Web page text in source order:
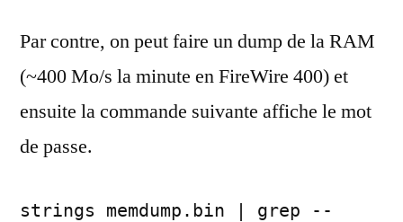
Par contre, on peut faire un dump de la RAM
(~400 Mo/s la minute en FireWire 400) et
ensuite la commande suivante affiche le mot
de passe.
strings memdump.bin | grep --